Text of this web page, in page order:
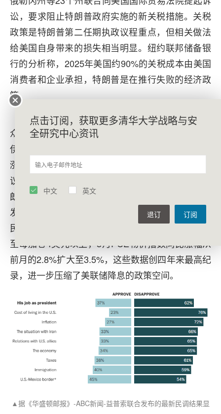
讼，要求阻止特朗普政府实施的新关税措施。关税
政策是特朗普第二任期执政议程重点，但相关做法
给美国自身带来的损失相当明显。纽约联邦储备银
行的分析称，2025年美国约90%的关税成本由美国
消费者和企业承担，特朗普是在推行失败的经济政
策。
导致特朗普支持率下降的主要原因是，美国民
众认为其未能有效处理“生活成本”问题，美国发动对
伊朗军事行动进一步加剧了民生挑战。能源价格上
涨正在推高通胀与美国普通民众的生活成本。前众
议员玛乔丽·格林曾是特朗普的支持者，但她指责特
朗普背叛了“美国优先”的路线。格林猛烈抨击特朗普
发动的对伊朗战争，指责其未能采取措施降低美国
民众的生活成本。目前，美国国内平均油价已飙升
至每加仑4美元以上，3月PCE物价指数同比涨幅从
前月的2.8%扩大至3.5%，这些数据创四年来最高纪
录，进一步压缩了美联储降息的政策空间。
▲据《华盛顿邮报》-ABC新闻-益普索联合发布的最新民调结果显
点击订阅，获取更多清华大学战略与安
全研究中心资讯
中文 英文
订阅
退订